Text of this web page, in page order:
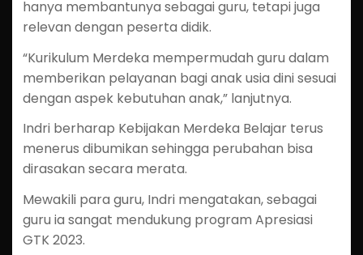
hanya membantunya sebagai guru, tetapi juga
relevan dengan peserta didik.
“Kurikulum Merdeka mempermudah guru dalam
memberikan pelayanan bagi anak usia dini sesuai
dengan aspek kebutuhan anak,” lanjutnya.
Indri berharap Kebijakan Merdeka Belajar terus
menerus dibumikan sehingga perubahan bisa
dirasakan secara merata.
Mewakili para guru, Indri mengatakan, sebagai
guru ia sangat mendukung program Apresiasi
GTK 2023.